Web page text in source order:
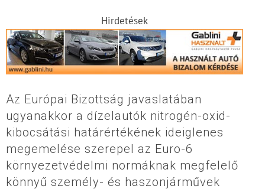
Hirdetések
Az Európai Bizottság javaslatában
ugyanakkor a dízelautók nitrogén-oxid-
kibocsátási határértékének ideiglenes
megemelése szerepel az Euro-6
környezetvédelmi normáknak megfelelő
könnyű személy- és haszonjárművek